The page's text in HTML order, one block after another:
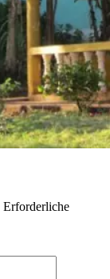
Erforderliche